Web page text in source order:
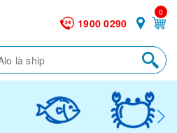
1900 0290
0